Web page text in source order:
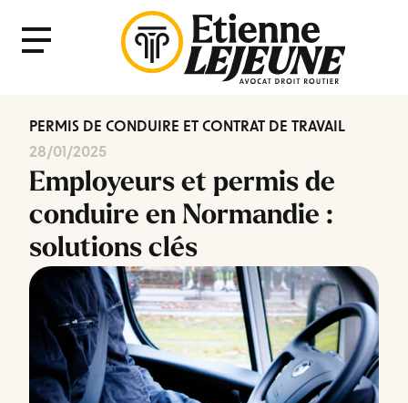
Menu
PERMIS DE CONDUIRE ET CONTRAT DE TRAVAIL
28/01/2025
Employeurs et permis de
conduire en Normandie :
solutions clés
Fermer